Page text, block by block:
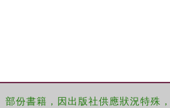
份書籍，因出版社供應狀況特殊